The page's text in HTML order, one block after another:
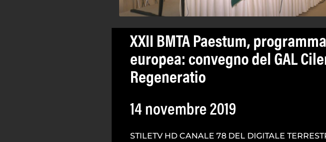
XXII BMTA Paestum,
europea: convegno del GAL
Regeneratio
14 novembre 2019
STILETV HD CANALE 78 DEL DIGITALE